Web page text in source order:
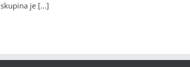
skupina je [...]